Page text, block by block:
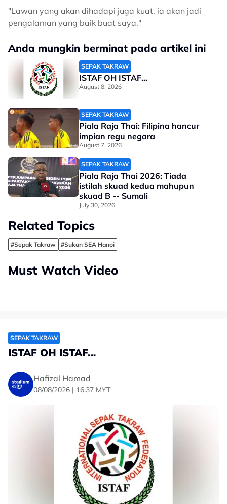
"Lawan yang akan dihadapi juga kuat, ia akan jadi
pengalaman yang baik buat saya."
Anda mungkin berminat pada artikel ini
SEPAK TAKRAW
ISTAF OH ISTAF…
August 8, 2026
SEPAK TAKRAW
Piala Raja Thai: Filipina hancur
impian regu negara
August 7, 2026
SEPAK TAKRAW
Piala Raja Thai 2026: Tiada
istilah skuad kedua mahupun
skuad B -- Sumali
July 30, 2026
Related Topics
#Sepak Takraw #Sukan SEA Hanoi
Must Watch Video
SEPAK TAKRAW
ISTAF OH ISTAF…
Hafizal Hamad
08/08/2026 | 16:37 MYT